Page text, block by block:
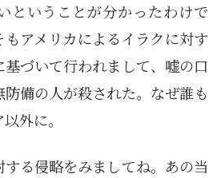
ということが分かったわけで
アメリカによるイラクに対す
づいて行われまして、嘘の口
備の人が殺された。なぜ誰も
外に。
る侵略をみましてね。あの当